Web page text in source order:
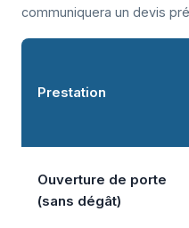
communiquera un devis
Prestation
Ouverture de porte
(sans dégât)